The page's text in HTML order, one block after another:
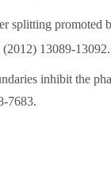
splitting promoted
(2012) 13089-13092.
inhibit the
7683.